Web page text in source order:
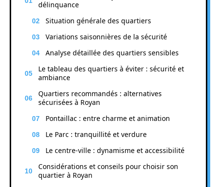
délinquance
Situation générale des quartiers
Variations saisonnières de la sécurité
Analyse détaillée des quartiers sensibles
Le tableau des quartiers à éviter : sécurité et
ambiance
Quartiers recommandés : alternatives
sécurisées à Royan
Pontaillac : entre charme et animation
Le Parc : tranquillité et verdure
Le centre-ville : dynamisme et accessibilité
Considérations et conseils pour choisir son
quartier à Royan